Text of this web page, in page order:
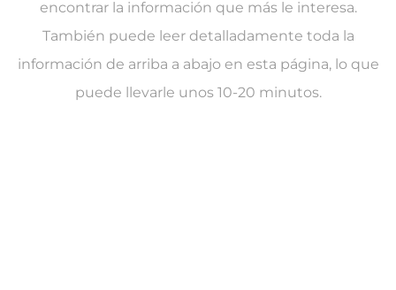
encontrar la información que más le interesa.
También puede leer detalladamente toda la
información de arriba a abajo en esta página, lo que
puede llevarle unos 10-20 minutos.